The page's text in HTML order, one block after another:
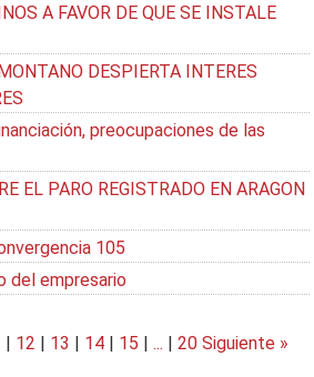
A FAVOR DE QUE SE INSTALE
DESPIERTA INTERES
preocupaciones de las
EL PARO REGISTRADO EN ARAGON
105
del empresario
| 12 | 13 | 14 | 15 | ... | 20 Siguiente »